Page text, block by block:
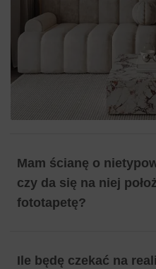
Mam ścianę o
czy da się na niej
fototapetę?
Ile będę czekać na